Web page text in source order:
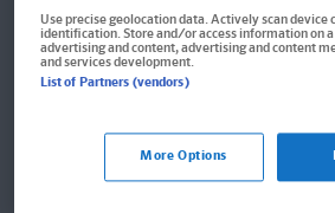
Format: 10,0 x 14,0 cm
ISBN: 978-3-12-561935-7
Derzeit nicht erhältlich.
Vergriffen, keine Neuauflage
Welcome!
Use precise geolocation data. Actively scan device
identification. Store and/or access information on
advertising and content, advertising and content
and services development.
List of Partners (vendors)
More Options